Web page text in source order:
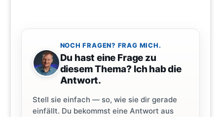
NOCH FRAGEN? FRAG MICH.
Du hast eine Frage zu
diesem Thema? Ich hab die
Antwort.
Stell sie einfach — so, wie sie dir gerade
einfällt. Du bekommst eine Antwort aus